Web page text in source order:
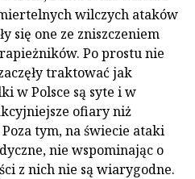
wilczych ataków
się one ze zniszczeniem
Po prostu nie
traktować jak
w Polsce są syte i w
ofiary niż
tym, na świecie ataki
nie wspominając o
z nich nie są wiarygodne.